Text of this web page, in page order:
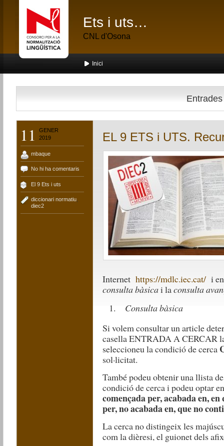
Ets i uts…
CNL d'Osona
Inici
11
GENER
2019
mbaque
No hi ha comentaris
El 9 Ets i uts
diccionari normatiu
diec2
EL 9 ETS i UTS.
Internethttps://mdlc.iec.cat/ i
consulta bàsicai laconsulta
Consulta bàsica
Si volem consultar un article
casella ENTRADA A CERCAR
seleccioneu la condició de cerca
sol·licitat.
També podeu obtenir una llista
condició de cerca i podeu optar
començada per, acabada en,
per, no acabada en, que no
La cerca no distingeix les
com la dièresi, el guionet dels